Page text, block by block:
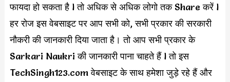
फायदा हो सकता है l तो अधिक से अधिक लोगो तक Share करें l
हर रोज इस वेबसाइट पर आप सभी को, सभी प्रकार की सरकारी
नौकरी की जानकारी दिया जाता है। तो आप सभी प्रकार के
Sarkari Naukri की जानकारी पाना चाहते हैं l तो इस
TechSingh123.com वेबसाइट के साथ हमेशा जुड़े रहे हैं और